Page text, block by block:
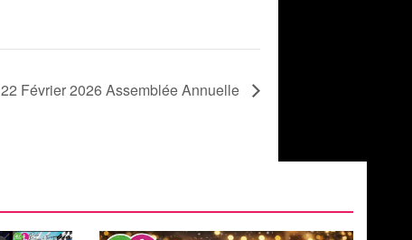
22 Février 2026 Assemblée Annuelle